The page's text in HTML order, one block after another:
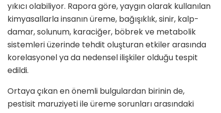
yıkıcı olabiliyor. Rapora göre, yaygın olarak kullanılan
kimyasallarla insanın üreme, bağışıklık, sinir, kalp-
damar, solunum, karaciğer, böbrek ve metabolik
sistemleri üzerinde tehdit oluşturan etkiler arasında
korelasyonel ya da nedensel ilişkiler olduğu tespit
edildi.
Ortaya çıkan en önemli bulgulardan birinin de,
pestisit maruziyeti ile üreme sorunları arasındaki